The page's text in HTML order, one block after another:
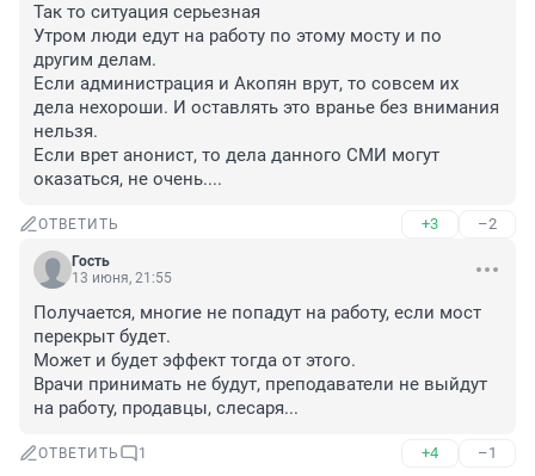
Так то ситуация серьезная
Утром люди едут на работу по этому мосту и по
другим делам.
Если администрация и Акопян врут, то совсем их
дела нехороши. И оставлять это вранье без внимания
нельзя.
Если врет анонист, то дела данного СМИ могут
оказаться, не очень....
ОТВЕТИТЬ +3 –2
Гость
13 июня, 21:55
Получается, многие не попадут на работу, если мост
перекрыт будет.
Может и будет эффект тогда от этого.
Врачи принимать не будут, преподаватели не выйдут
на работу, продавцы, слесаря...
ОТВЕТИТЬ 1 +4 –1